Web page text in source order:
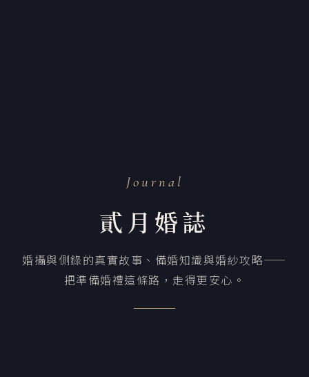
Journal
貳月婚誌
婚攝與側錄的真實故事、備婚知識與婚紗攻略——
把準備婚禮這條路，走得更安心。